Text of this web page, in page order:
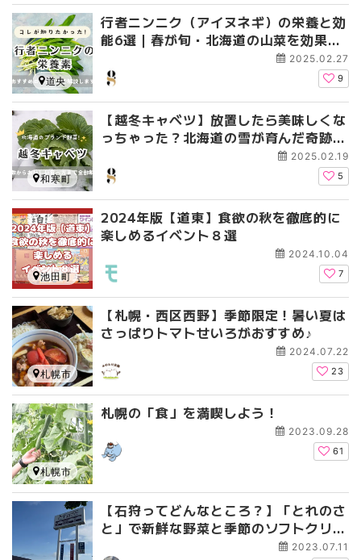
行者ニンニク（アイヌネギ）の栄養と効
能6選｜春が旬・北海道の山菜を効果的
2025.02.27
9
道央
【越冬キャベツ】放置したら美味しくな
っちゃった？北海道の雪が育んだ奇跡の
2025.02.19
5
和寒町
2024年版【道東】食欲の秋を徹底的に
楽しめるイベント８選
2024.10.04
7
池田町
【札幌・西区西野】季節限定！暑い夏は
さっぱりトマトせいろがおすすめ♪
2024.07.22
23
札幌市
札幌の「食」を満喫しよう！
2023.09.28
61
札幌市
【石狩ってどんなところ？】「とれのさ
と」で新鮮な野菜と季節のソフトクリー
2023.07.11